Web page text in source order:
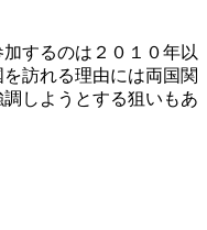
するのは２０１０年以
訪れる理由には両国関
しようとする狙いもあ